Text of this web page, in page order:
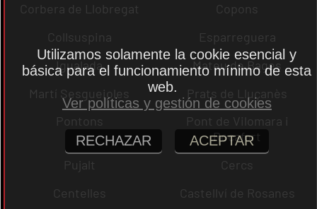
Corbera de Llobregat
Copons
Collsuspina
Esparreguera
Igualada
Mateu de Bages
Martí Sesgueioles
Prats de Lluçanès
Pontons
Pont de Vilomara i
Rocafort
Pujalt
Cercs
Centelles
Castellví de Rosanes
Utilizamos solamente la cookie esencial y
básica para el funcionamiento mínimo de esta
web.
Ver políticas y gestión de cookies
RECHAZAR ACEPTAR